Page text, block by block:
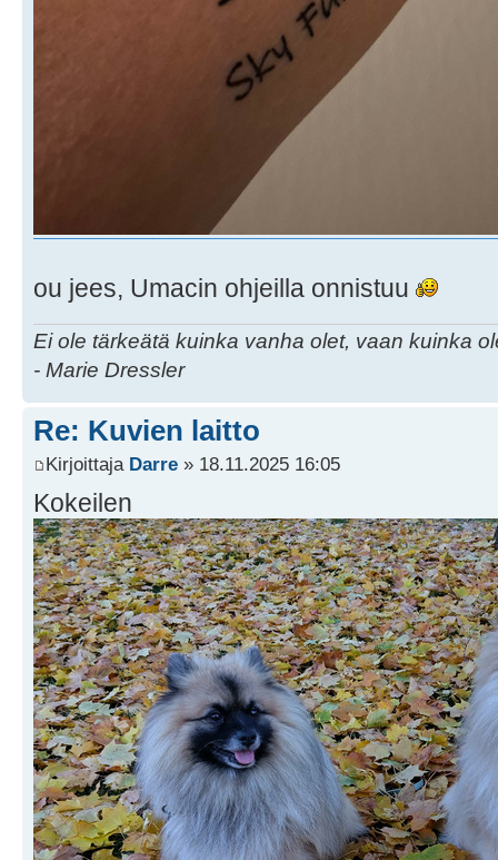
ou jees, Umacin ohjeilla onnistuu
Ei ole tärkeätä kuinka vanha olet, vaan kuinka
- Marie Dressler
Re: Kuvien laitto
Kirjoittaja Darre » 18.11.2025 16:05
Kokeilen